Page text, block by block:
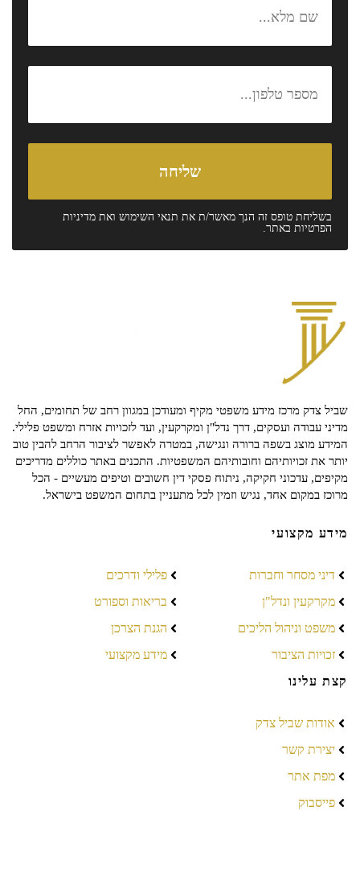
בשליחת טופס זה הנך מאשר/ת את תנאי השימוש ואת מדיניות
הפרטיות באתר.
שביל צדק מרכז מידע משפטי מקיף ומעודכן במגוון רחב של תחומים, החל
מדיני עבודה ועסקים, דרך נדל"ן ומקרקעין, ועד לזכויות אזרח ומשפט פלילי.
המידע מוצג בשפה ברורה ונגישה, במטרה לאפשר לציבור הרחב להבין טוב
יותר את זכויותיהם וחובותיהם המשפטיות. התכנים באתר כוללים מדריכים
מקיפים, עדכוני חקיקה, ניתוח פסקי דין חשובים וטיפים מעשיים - הכל
מרוכז במקום אחד, נגיש וזמין לכל מתעניין בתחום המשפט בישראל.
מידע מקצועי
דיני מסחר וחברות
מקרקעין ונדל"ן
משפט וניהול הליכים
זכויות הציבור
פלילי ודרכים
בריאות וספורט
הגנת הצרכן
מידע מקצועי
קצת עלינו
אודות שביל צדק
יצירת קשר
מפת אתר
פייסבוק